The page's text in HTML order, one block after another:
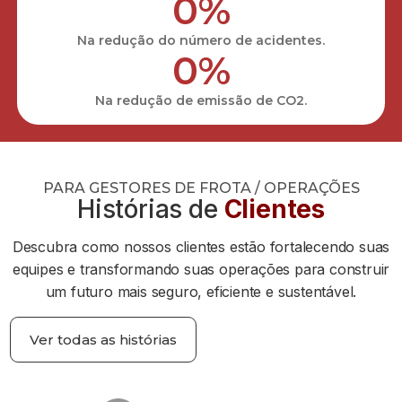
Na redução do número de acidentes.
0%
Na redução de emissão de CO2.
0%
PARA GESTORES DE FROTA / OPERAÇÕES
Histórias de Clientes
Descubra como nossos clientes estão fortalecendo suas
equipes e transformando suas operações para construir
um futuro mais seguro, eficiente e sustentável.
Ver todas as histórias